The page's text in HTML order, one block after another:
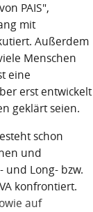
PAIS",
mit
Außerdem
Menschen
eine
erst entwickelt
geklärt seien.
schon
und
und Long- bzw.
konfrontiert.
auf